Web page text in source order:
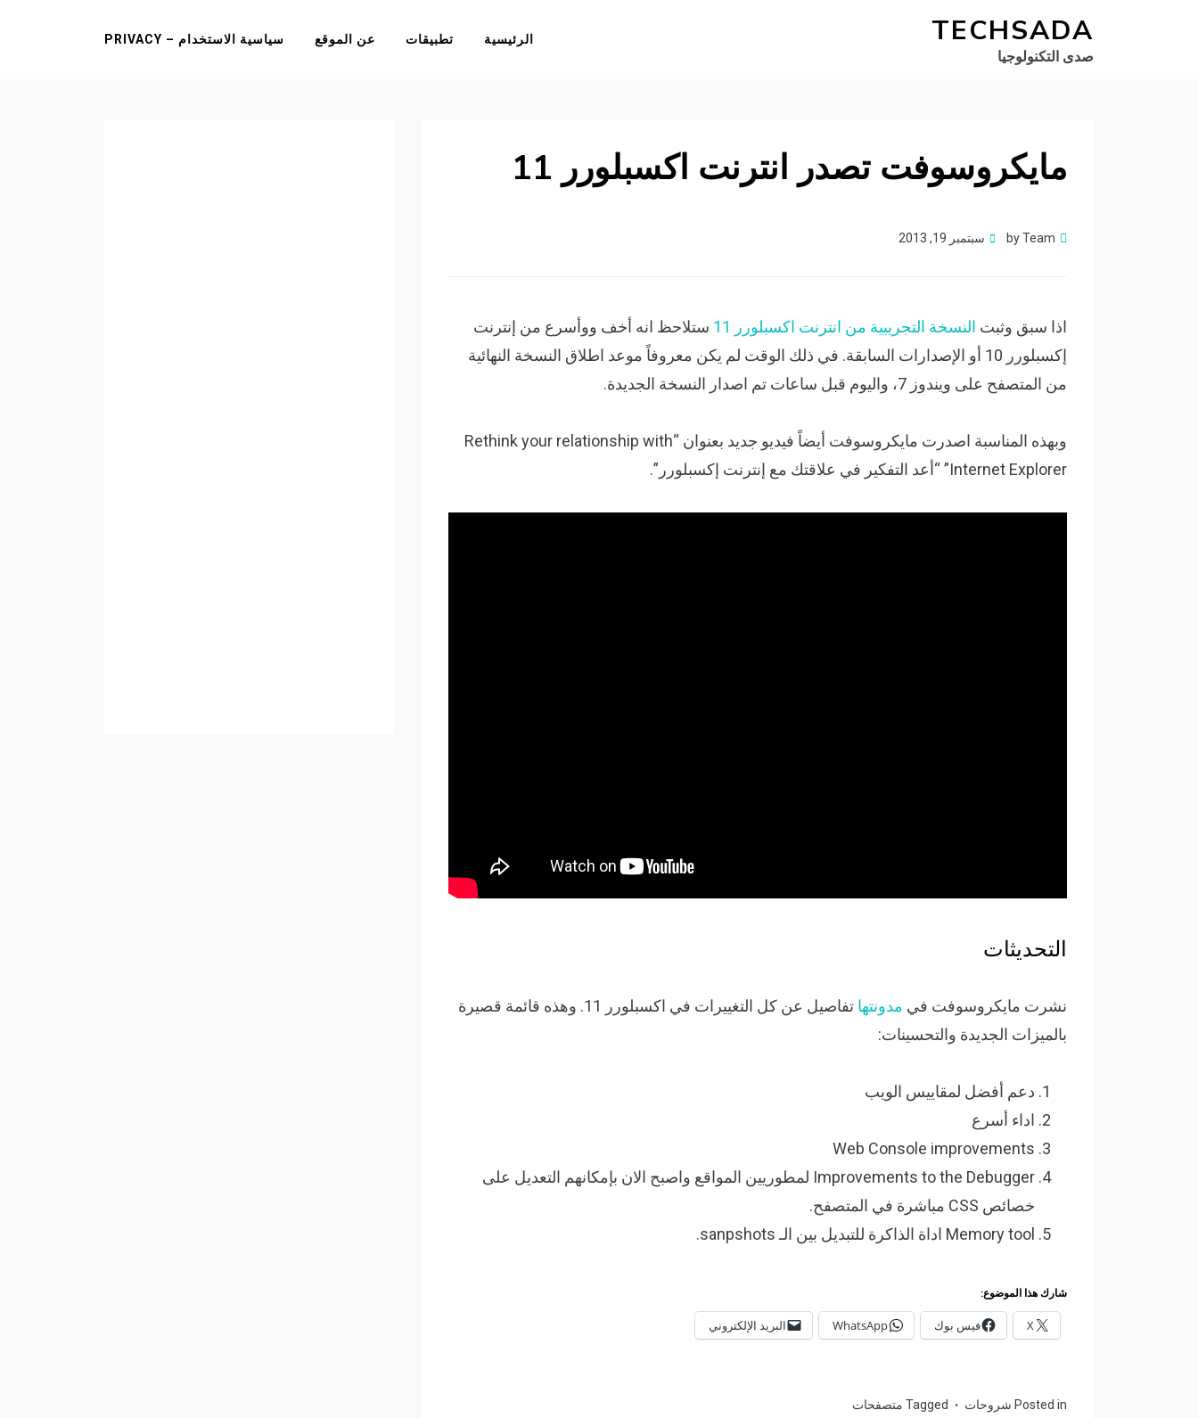
TECHSADA
صدى التكنولوجيا
الرئيسية تطبيقات عن الموقع سياسية الاستخدام – PRIVACY
مايكروسوفت تصدر انترنت اكسبلورر 11
byTeam
Posted
سبتمبر 19, 2013
اذا سبق وثبت النسخة التجريبية من انترنت اكسبلورر 11
ستلاحظ انه أخف ووأسرع من إنترنت
إكسبلورر 10 أو الإصدارات السابقة. في ذلك الوقت لم يكن معروفاً موعد اطلاق النسخة النهائية
من المتصفح على ويندوز 7، واليوم قبل ساعات تم اصدار النسخة الجديدة.
وبهذه المناسبة اصدرت مايكروسوفت أيضاً فيديو جديد بعنوان “Rethink your relationship with
Internet Explorer” “أعد التفكير في علاقتك مع إنترنت إكسبلورر”.
التحديثات
نشرت مايكروسوفت في مدونتها
تفاصيل عن كل التغييرات في اكسبلورر 11. وهذه قائمة قصيرة
بالميزات الجديدة والتحسينات:
دعم أفضل لمقاييس الويب
اداء أسرع
Web Console improvements
Improvements to the Debugger لمطوريين المواقع واصبح الان بإمكانهم التعديل على
خصائص CSS مباشرة في المتصفح.
Memory tool اداة الذاكرة للتبديل بين الـ sanpshots.
شارك هذا الموضوع:
X فيس بوك WhatsApp البريد الإلكتروني
Posted in شروحات Tagged متصفحات